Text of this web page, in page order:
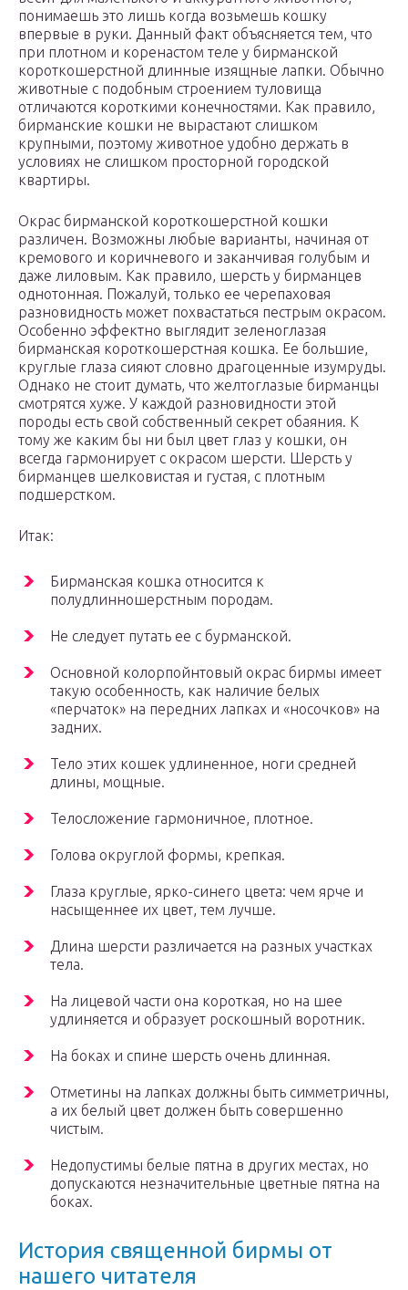
понимаешь это лишь когда возьмешь кошку
впервые в руки. Данный факт объясняется тем, что
при плотном и коренастом теле у бирманской
короткошерстной длинные изящные лапки. Обычно
животные с подобным строением туловища
отличаются короткими конечностями. Как правило,
бирманские кошки не вырастают слишком
крупными, поэтому животное удобно держать в
условиях не слишком просторной городской
квартиры.
Окрас бирманской короткошерстной кошки
различен. Возможны любые варианты, начиная от
кремового и коричневого и заканчивая голубым и
даже лиловым. Как правило, шерсть у бирманцев
однотонная. Пожалуй, только ее черепаховая
разновидность может похвастаться пестрым окрасом.
Особенно эффектно выглядит зеленоглазая
бирманская короткошерстная кошка. Ее большие,
круглые глаза сияют словно драгоценные изумруды.
Однако не стоит думать, что желтоглазые бирманцы
смотрятся хуже. У каждой разновидности этой
породы есть свой собственный секрет обаяния. К
тому же каким бы ни был цвет глаз у кошки, он
всегда гармонирует с окрасом шерсти. Шерсть у
бирманцев шелковистая и густая, с плотным
подшерстком.
Итак:
Бирманская кошка относится к
полудлинношерстным породам.
Не следует путать ее с бурманской.
Основной колорпойнтовый окрас бирмы имеет
такую особенность, как наличие белых
«перчаток» на передних лапках и «носочков» на
задних.
Тело этих кошек удлиненное, ноги средней
длины, мощные.
Телосложение гармоничное, плотное.
Голова округлой формы, крепкая.
Глаза круглые, ярко-синего цвета: чем ярче и
насыщеннее их цвет, тем лучше.
Длина шерсти различается на разных участках
тела.
На лицевой части она короткая, но на шее
удлиняется и образует роскошный воротник.
На боках и спине шерсть очень длинная.
Отметины на лапках должны быть симметричны,
а их белый цвет должен быть совершенно
чистым.
Недопустимы белые пятна в других местах, но
допускаются незначительные цветные пятна на
боках.
История священной бирмы от
нашего читателя